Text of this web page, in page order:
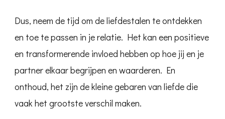
Dus, neem de tijd om de liefdestalen te ontdekken
en toe te passen in je relatie. Het kan een positieve
en transformerende invloed hebben op hoe jij en je
partner elkaar begrijpen en waarderen. En
onthoud, het zijn de kleine gebaren van liefde die
vaak het grootste verschil maken.